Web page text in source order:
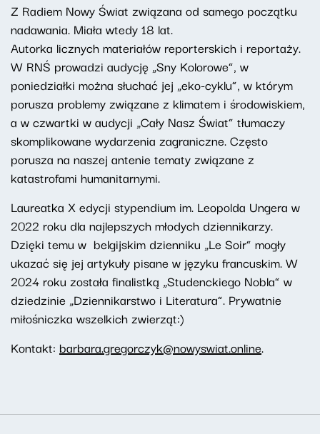
Z Radiem Nowy Świat związana od samego początku
nadawania. Miała wtedy 18 lat.
Autorka licznych materiałów reporterskich i reportaży.
W RNŚ prowadzi audycję „Sny Kolorowe”, w
poniedziałki można słuchać jej „eko-cyklu”, w którym
porusza problemy związane z klimatem i środowiskiem,
a w czwartki w audycji „Cały Nasz Świat” tłumaczy
skomplikowane wydarzenia zagraniczne. Często
porusza na naszej antenie tematy związane z
katastrofami humanitarnymi.
Laureatka X edycji stypendium im. Leopolda Ungera w
2022 roku dla najlepszych młodych dziennikarzy.
Dzięki temu w belgijskim dzienniku „Le Soir” mogły
ukazać się jej artykuły pisane w języku francuskim. W
2024 roku została finalistką „Studenckiego Nobla” w
dziedzinie „Dziennikarstwo i Literatura”. Prywatnie
miłośniczka wszelkich zwierząt:)
Kontakt: barbara.gregorczyk@nowyswiat.online.